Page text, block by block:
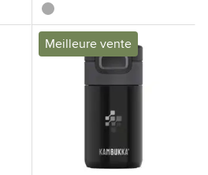
gris foncé
Meilleure vente